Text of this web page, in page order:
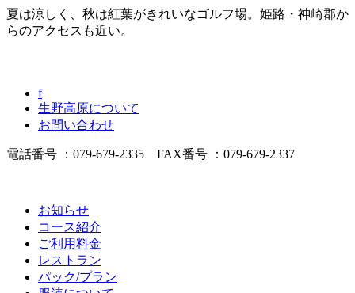
夏は涼しく、秋は紅葉がきれいなゴルフ場。姫路・神崎郡か
らのアクセスも近い。
f
生野高原について
お問い合わせ
電話番号 ：079-679-2335 FAX番号 ：079-679-2337
お知らせ
コース紹介
ご利用料金
レストラン
パック/プラン